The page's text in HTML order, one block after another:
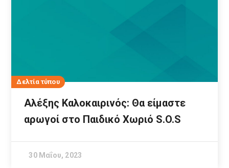
Δελτία τύπου
Αλέξης Καλοκαιρινός: Θα είμαστε
αρωγοί στο Παιδικό Χωριό S.O.S
30 Μαΐου, 2023